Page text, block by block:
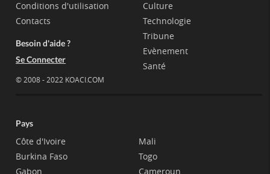
Conditions d'utilisation
Contacts
Besoin d'aide ?
Se Connecter
© 2008 - 2022 KOACI.COM
Culture
Technologie
Tribune
Evènement
Santé
Pays
Côte d'Ivoire
Burkina Faso
Gabon
Mali
Togo
Cameroun